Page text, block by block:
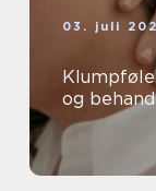
03. juli
og